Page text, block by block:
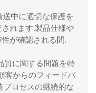
中に適切な保護を
れます.製品仕様や
が確認される間.
質に関する問題を特
客からのフィードバ
プロセスの継続的な